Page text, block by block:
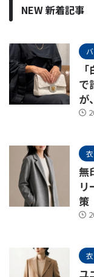
NEW 新着記事
で
が
無
リ
策
ユ